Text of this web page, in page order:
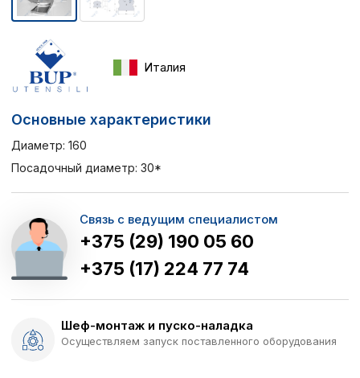
Италия
Основные характеристики
Диаметр: 160
Посадочный диаметр: 30*
Связь с ведущим специалистом
+375 (29) 190 05 60
+375 (17) 224 77 74
Шеф-монтаж и пуско-наладка
Осуществляем запуск поставленного оборудования